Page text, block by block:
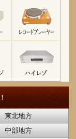
東北地方
中部地方